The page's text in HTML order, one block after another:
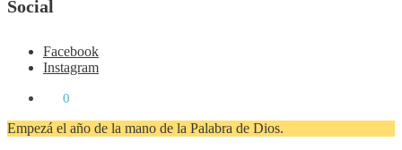
Social
Facebook
Instagram
0
Empezá el año de la mano de la Palabra de Dios.